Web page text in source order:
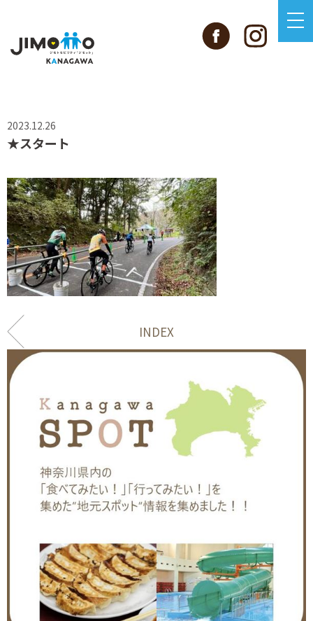
2023.12.26
★スタート
INDEX